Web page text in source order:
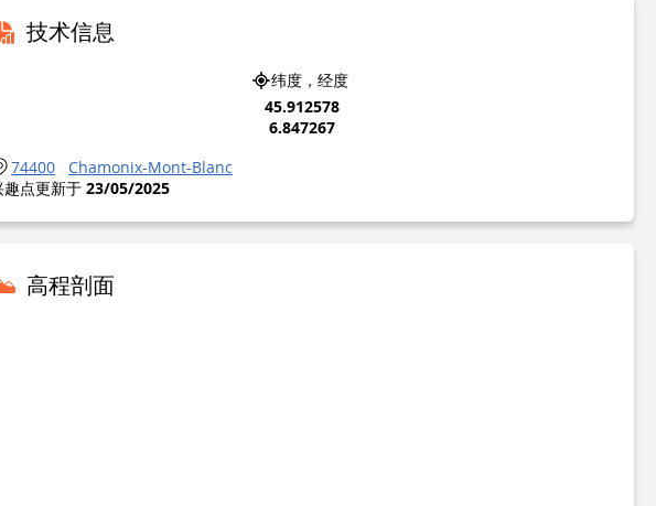
技术信息
纬度，经度
45.912578
6.847267
74400
Chamonix-Mont-Blanc
趣点更新于 23/05/2025
高程剖面